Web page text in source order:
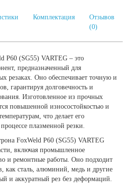
Комплектация
Отзывов
(0)
Р60 (SG55) VARTEG – это
предназначенный для
резаках. Оно обеспечивает точную и
гарантируя долговечность и
Изготовленное из прочных
повышенной износостойкостью и
что делает его
плазменной резки.
FoxWeld Р60 (SG55) VARTEG
включая промышленное
и ремонтные работы. Оно подходит
как сталь, алюминий, медь и другие
и аккуратный рез без деформаций.